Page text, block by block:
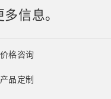
信息。
价格咨询
产品定制